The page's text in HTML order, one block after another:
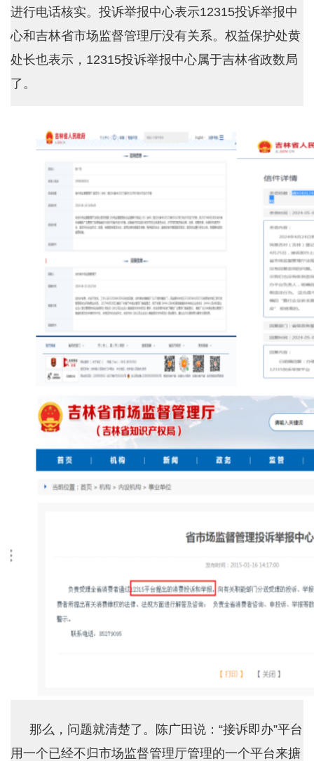
进行电话核实。投诉举报中心表示12315投诉举报中
心和吉林省市场监督管理厅没有关系。权益保护处黄
处长也表示，12315投诉举报中心属于吉林省政数局
了。
那么，问题就清楚了。陈广田说：“接诉即办”平台
用一个已经不归市场监督管理厅管理的一个平台来搪